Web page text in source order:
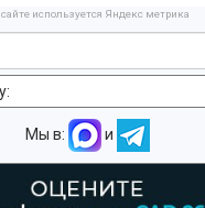
используется Яндекс метрика
Мы в: и